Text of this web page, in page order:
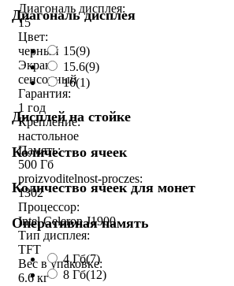
Диагональ дисплея
15(9)
15.6(9)
16(1)
Дисплей на стойке
Количество ячеек
Количество ячеек для монет
Оперативная память
4 Гб(7)
8 Гб(12)
Диагональ дисплея:
15
Цвет:
черный
Экран:
сенсорный
Гарантия:
1 год
Крепление:
настольное
Память:
500 Гб
proizvoditelnost-proczes:
1302
Процессор:
Intel Celeron J1900
Тип дисплея:
TFT
Вес в упаковке:
6.6 кг